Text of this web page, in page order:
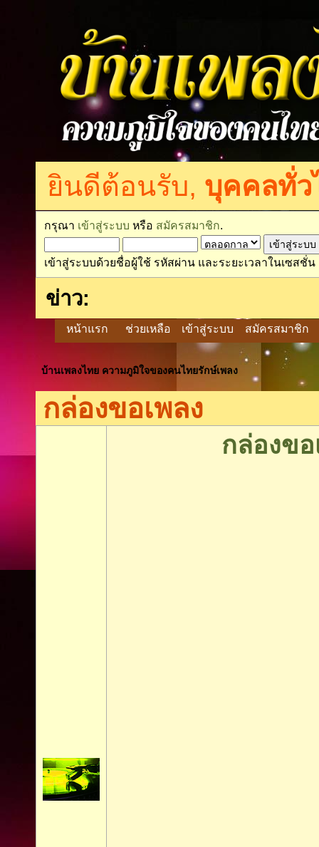
ยินดีต้อนรับ, บุคคลทั่ว
กรุณา เข้าสู่ระบบ หรือ สมัครสมาชิก.
เข้าสู่ระบบด้วยชื่อผู้ใช้ รหัสผ่าน และระยะเวลาในเซสชั่น
ข่าว:
หน้าแรก ช่วยเหลือ เข้าสู่ระบบ สมัครสมาชิก
บ้านเพลงไทย ความภูมิใจของคนไทยรักษ์เพลง
กล่องขอเพลง
กล่องขอ